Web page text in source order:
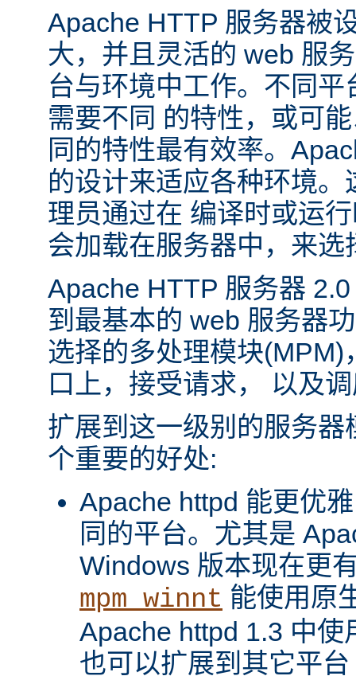
Apache HTTP 服务器被
大，并且灵活的 web 服
台与环境中工作。不同
需要不同 的特性，或可
同的特性最有效率。
的设计来适应各种环境
理员通过在 编译时或运
会加载在服务器中，来选
Apache HTTP 服务器
到最基本的 web 服务器
选择的多处理模块
口上，接受请求， 以及
扩展到这一级别的服务
个重要的好处:
Apache httpd 能更优
同的平台。尤其是
Windows 版本现在更
mpm_winnt 能使用原
Apache httpd 1.3 中使
也可以扩展到其它平